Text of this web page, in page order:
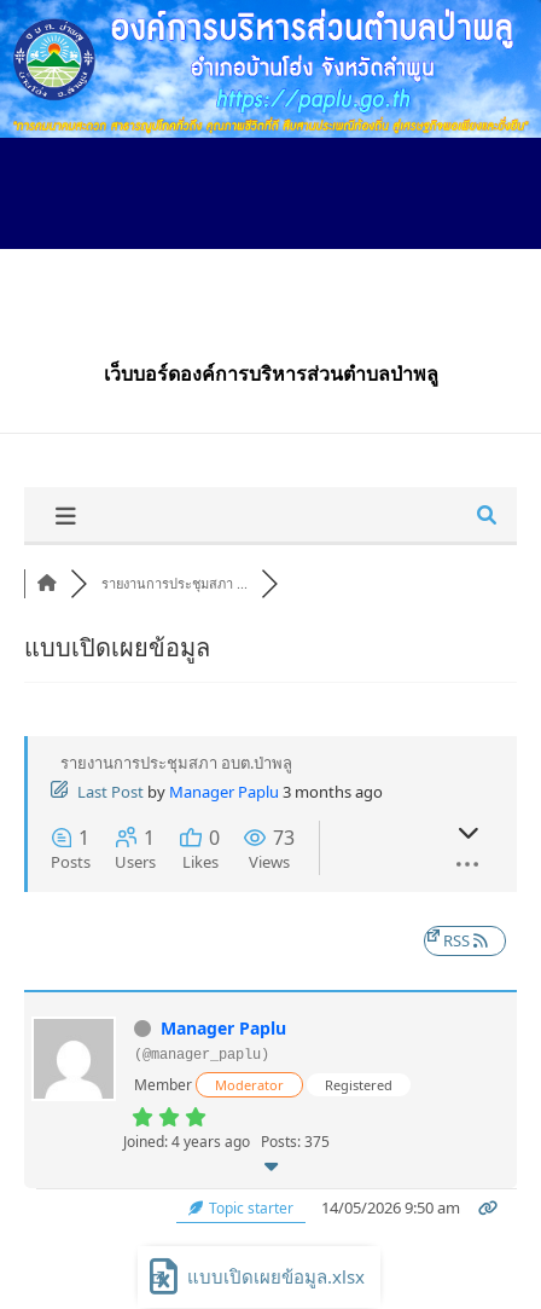
Skip
to
main
content
เว็บบอร์ดองค์การบริหารส่วนตำบลป่าพลู
รายงานการประชุมสภา ...
แบบเปิดเผยข้อมูล
รายงานการประชุมสภา อบต.ป่าพลู
Last Post by Manager Paplu 3 months ago
1
Posts
1
Users
0
Likes
73
Views
RSS
Manager Paplu
(@manager_paplu)
Member Moderator Registered
Joined: 4 years ago Posts: 375
Topic starter 14/05/2026 9:50 am
แบบเปิดเผยข้อมูล.xlsx